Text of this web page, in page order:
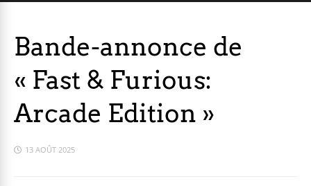
Bande-annonce de
« Fast & Furious:
Arcade Edition »
13 AOÛT 2025